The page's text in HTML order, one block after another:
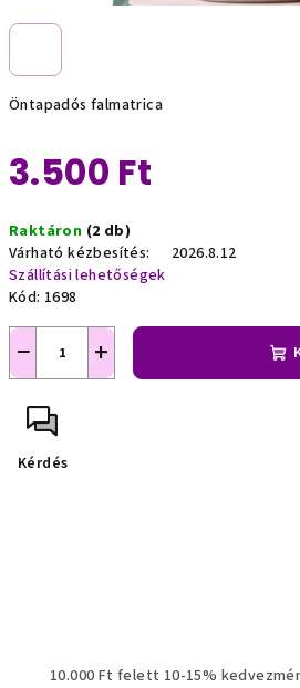
Öntapadós falmatrica
3.500 Ft
Raktáron (2 db)
Várható kézbesítés:
2026.8.12
Szállítási lehetőségek
Kód: 1698
+
−
Kérdés
10.000 Ft felett 10-15%